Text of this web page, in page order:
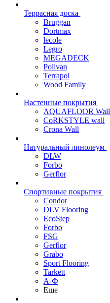
Террасная доска
Bruggan
Dortmax
lecole
Legro
MEGADECK
Polivan
Terrapol
Wood Family
Настенные покрытия
AQUAFLOOR Wall
CoRKSTYLE wall
Crona Wall
Натуральный линолеум
DLW
Forbo
Gerflor
Спортивные покрытия
Condor
DLV Flooring
EcoStep
Forbo
FSG
Gerflor
Grabo
Sport Flooring
Tarkett
А-Ф
Еще